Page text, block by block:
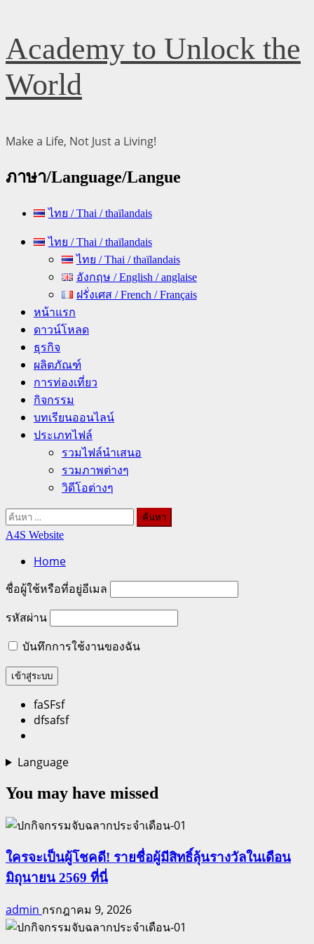
Skip
to
content
Academy to Unlock the
World
Make a Life, Not Just a Living!
ภาษา/Language/Langue
ไทย / Thai / thaïlandais
Primary ไทย / Thai / thaïlandais
ไทย / Thai / thaïlandais
อังกฤษ / English / anglaise
ฝรั่งเศส / French / Français
หน้าแรก
ดาวน์โหลด
ธุรกิจ
ผลิตภัณฑ์
การท่องเที่ยว
กิจกรรม
บทเรียนออนไลน์
ประเภทไฟล์
รวมไฟล์นำเสนอ
รวมภาพต่างๆ
วิดีโอต่างๆ
ค้นหา
สำหรับ:
A4S Website
Home
ชื่อผู้ใช้หรือที่อยู่อีเมล
รหัสผ่าน
บันทึกการใช้งานของฉัน
faSFsf
dfsafsf
Language
You may have missed
ใครจะเป็นผู้โชคดี! รายชื่อผู้มีสิทธิ์ลุ้นรางวัลในเดือน
มิถุนายน 2569 ที่นี่
admin กรกฎาคม 9, 2026